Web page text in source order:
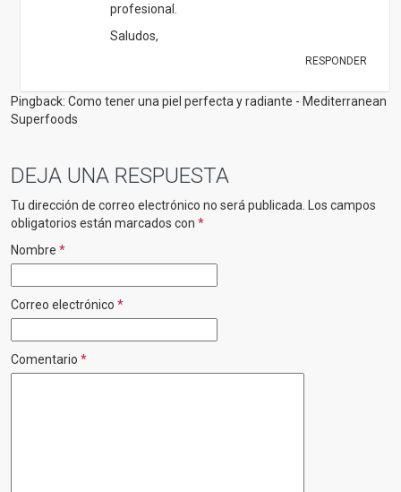
profesional.
Saludos,
RESPONDER
Pingback: Como tener una piel perfecta y radiante - Mediterranean
Superfoods
DEJA UNA RESPUESTA
Tu dirección de correo electrónico no será publicada.
Los campos
obligatorios están marcados con *
Nombre *
Correo electrónico *
Comentario *